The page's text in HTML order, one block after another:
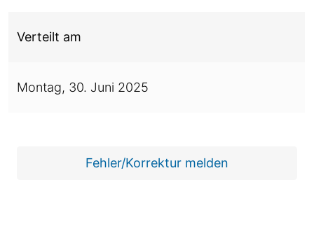
Verteilt am
Montag, 30. Juni 2025
Fehler/Korrektur melden